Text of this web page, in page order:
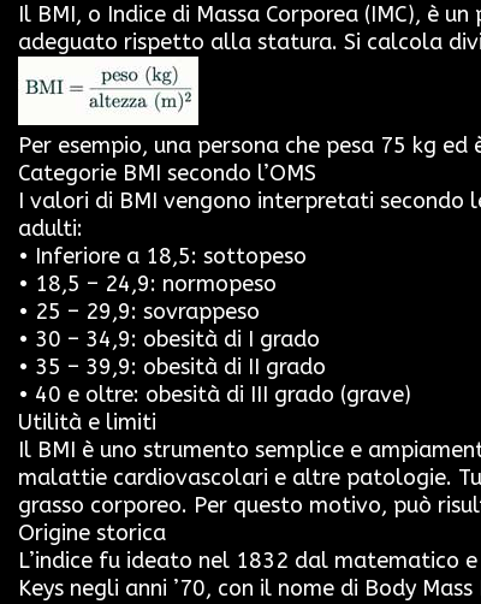
Il BMI, o Indice di Massa Corporea (IMC), è
adeguato rispetto alla statura. Si calcola
Per esempio, una persona che pesa 75 kg
Categorie BMI secondo l’OMS
I valori di BMI vengono interpretati secondo
adulti:
• Inferiore a 18,5: sottopeso
• 18,5 – 24,9: normopeso
• 25 – 29,9: sovrappeso
• 30 – 34,9: obesità di I grado
• 35 – 39,9: obesità di II grado
• 40 e oltre: obesità di III grado (grave)
Utilità e limiti
Il BMI è uno strumento semplice e
malattie cardiovascolari e altre patologie.
grasso corporeo. Per questo motivo, può
Origine storica
L’indice fu ideato nel 1832 dal matematico
Keys negli anni ’70, con il nome di Body Mass